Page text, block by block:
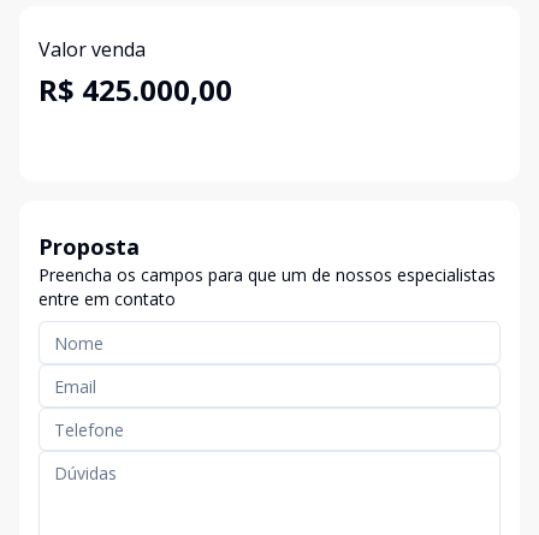
Valor venda
R$ 425.000,00
Proposta
Preencha os campos para que um de nossos especialistas
entre em contato